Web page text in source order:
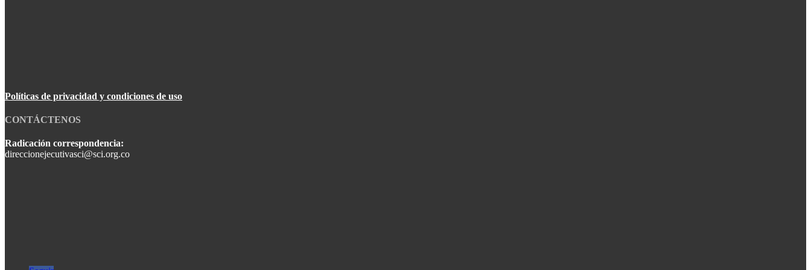
Políticas de privacidad y condiciones de uso
CONTÁCTENOS
Radicación correspondencia:
direccionejecutivasci@sci.org.co